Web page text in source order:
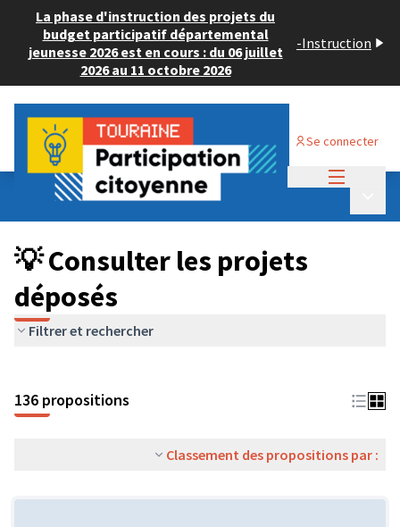
La phase d'instruction des projets du
budget participatif départemental
jeunesse 2026 est en cours : du 06 juillet
2026 au 11 octobre 2026
-Instruction
Se connecter
Budget Participatif JEUNESSE 2024
💡 Consulter les projets déposés
💡 Consulter les projets
déposés
Filtrer et rechercher
136 propositions
Classement des propositions par :